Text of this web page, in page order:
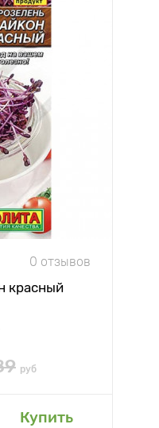
0 отзывов
красный
руб
Купить